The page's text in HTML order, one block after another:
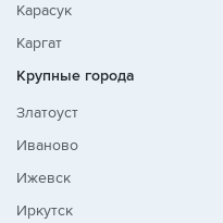
Карасук
Каргат
Крупные города
Златоуст
Иваново
Ижевск
Иркутск